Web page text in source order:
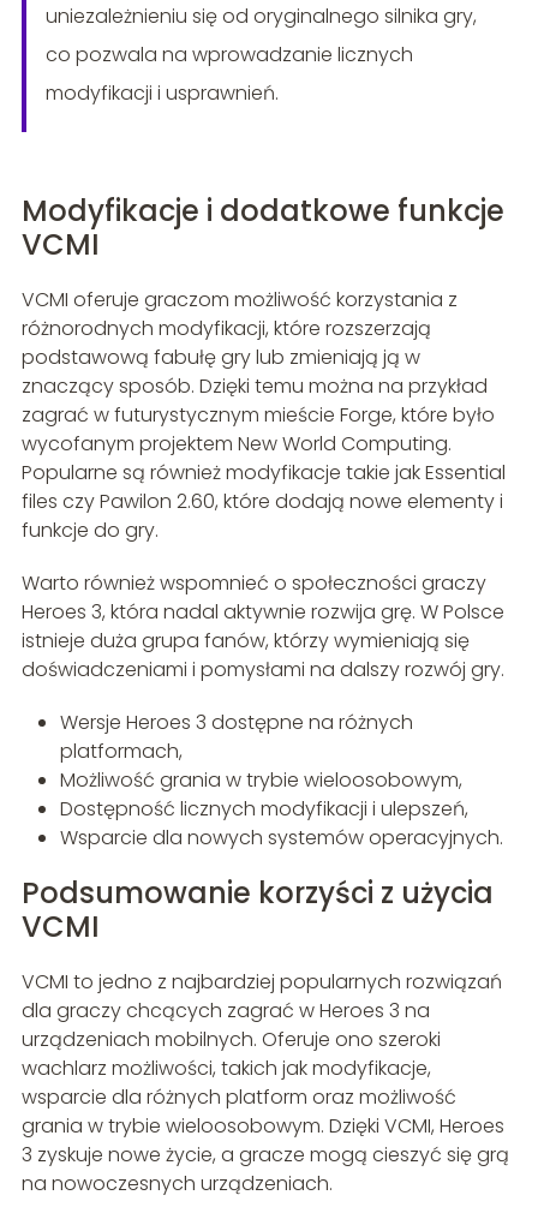
uniezależnieniu się od oryginalnego silnika gry,
co pozwala na wprowadzanie licznych
modyfikacji i usprawnień.
Modyfikacje i dodatkowe funkcje
VCMI
VCMI oferuje graczom możliwość korzystania z
różnorodnych modyfikacji, które rozszerzają
podstawową fabułę gry lub zmieniają ją w
znaczący sposób. Dzięki temu można na przykład
zagrać w futurystycznym mieście Forge, które było
wycofanym projektem New World Computing.
Popularne są również modyfikacje takie jak Essential
files czy Pawilon 2.60, które dodają nowe elementy i
funkcje do gry.
Warto również wspomnieć o społeczności graczy
Heroes 3, która nadal aktywnie rozwija grę. W Polsce
istnieje duża grupa fanów, którzy wymieniają się
doświadczeniami i pomysłami na dalszy rozwój gry.
Wersje Heroes 3 dostępne na różnych
platformach,
Możliwość grania w trybie wieloosobowym,
Dostępność licznych modyfikacji i ulepszeń,
Wsparcie dla nowych systemów operacyjnych.
Podsumowanie korzyści z użycia
VCMI
VCMI to jedno z najbardziej popularnych rozwiązań
dla graczy chcących zagrać w Heroes 3 na
urządzeniach mobilnych. Oferuje ono szeroki
wachlarz możliwości, takich jak modyfikacje,
wsparcie dla różnych platform oraz możliwość
grania w trybie wieloosobowym. Dzięki VCMI, Heroes
3 zyskuje nowe życie, a gracze mogą cieszyć się grą
na nowoczesnych urządzeniach.